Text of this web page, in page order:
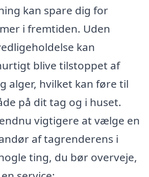
kan spare dig for
i fremtiden. Uden
kan
blive tilstoppet af
alger, hvilket kan føre til
på dit tag og i huset.
vigtigere at vælge en
af tagrenderens i
ting, du bør overveje,